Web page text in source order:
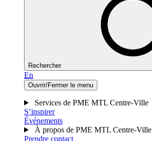
Rechercher
En
Ouvrir/Fermer le menu
Services de PME MTL Centre-Ville
S’inspirer
Événements
À propos de PME MTL Centre-Ville
Prendre contact